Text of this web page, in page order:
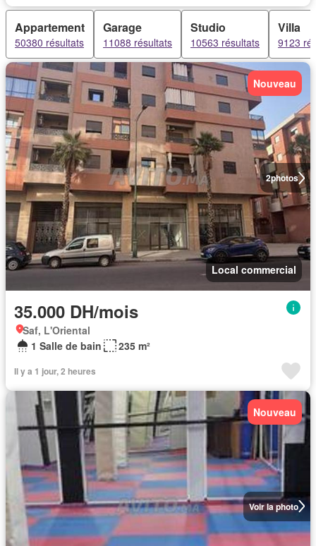
Appartement
50380 résultats
Garage
11088 résultats
Studio
10563 résultats
Villa
9123
2photos
Nouveau
Local commercial
35.000 DH/mois
Saf, L'Oriental
1 Salle de bain
235 m²
Il y a 1 jour, 2 heures
Voir la photo
Nouveau